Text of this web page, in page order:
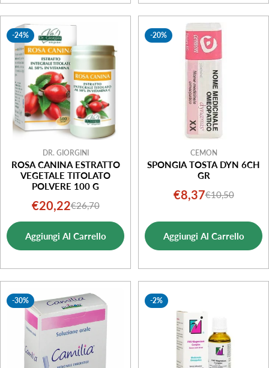
-24%
DR. GIORGINI
ROSA CANINA ESTRATTO
VEGETALE TITOLATO
POLVERE 100 G
Prezzo
di
vendita
€20,22Prezzo
normale
€26,70
Aggiungi Al Carrello
-20%
CEMON
SPONGIA TOSTA DYN 6CH
GR
Prezzo
vendita
€8,37Prezzo
€10,50
Aggiungi Al Carrello
-30% -2%